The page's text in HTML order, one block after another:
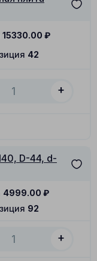
42
15330.00 ₽
+
D-44, d-
92
4999.00 ₽
+